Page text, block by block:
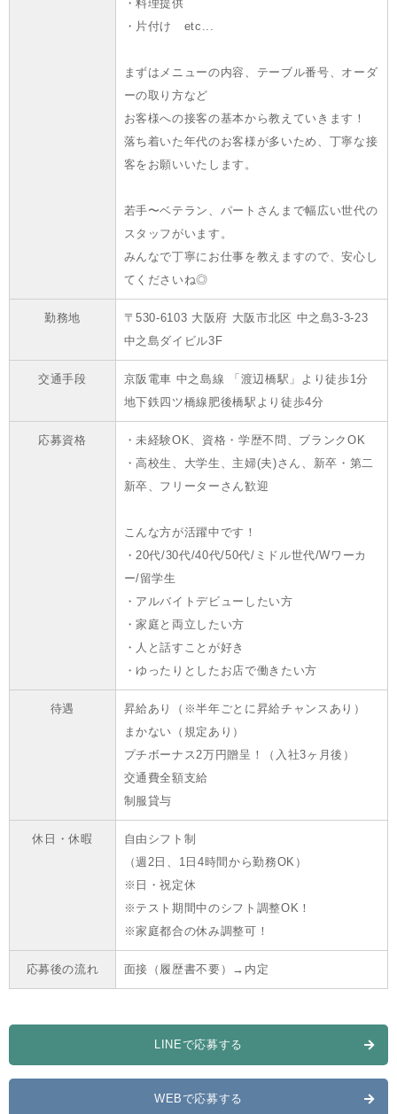
・料理提供
・片付け etc...
まずはメニューの内容、テーブル番号、オーダ
ーの取り方など
お客様への接客の基本から教えていきます！
落ち着いた年代のお客様が多いため、丁寧な接
客をお願いいたします。
若手〜ベテラン、パートさんまで幅広い世代の
スタッフがいます。
みんなで丁寧にお仕事を教えますので、安心し
てくださいね◎
勤務地
〒530-6103 大阪府 大阪市北区 中之島3-3-23
中之島ダイビル3F
交通手段
京阪電車 中之島線 「渡辺橋駅」より徒歩1分
地下鉄四ツ橋線肥後橋駅より徒歩4分
応募資格
・未経験OK、資格・学歴不問、ブランクOK
・高校生、大学生、主婦(夫)さん、新卒・第二
新卒、フリーターさん歓迎
こんな方が活躍中です！
・20代/30代/40代/50代/ミドル世代/Wワーカ
ー/留学生
・アルバイトデビューしたい方
・家庭と両立したい方
・人と話すことが好き
・ゆったりとしたお店で働きたい方
待遇
昇給あり（※半年ごとに昇給チャンスあり）
まかない（規定あり）
プチボーナス2万円贈呈！（入社3ヶ月後）
交通費全額支給
制服貸与
休日・休暇
自由シフト制
（週2日、1日4時間から勤務OK）
※日・祝定休
※テスト期間中のシフト調整OK！
※家庭都合の休み調整可！
応募後の流れ 面接（履歴書不要）→内定
LINEで応募する
WEBで応募する